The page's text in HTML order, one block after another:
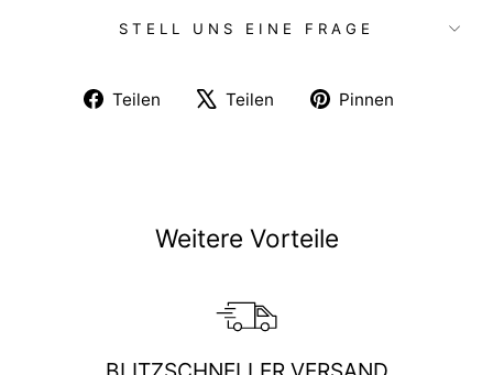
STELL UNS EINE FRAGE
Teilen
Auf
Teilen
Auf
Pinnen
Weitere Vorteile